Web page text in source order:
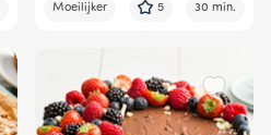
Moeilijker 5 30 min.